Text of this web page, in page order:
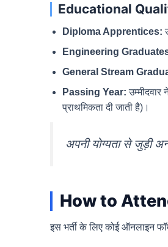
Educational
Diploma Apprentices:
Engineering
General Stream
Passing Year: उम्मीदवार
प्राथमिकता दी जाती है)।
अपनी योग्यता से जुड़ी
How to
इस भर्ती के लिए कोई ऑनलाइन